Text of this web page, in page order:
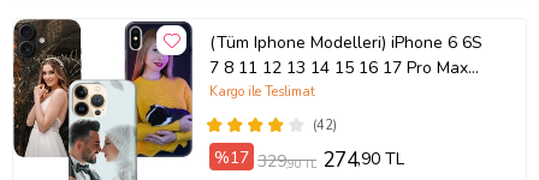
(Tüm Iphone Modelleri) iPhone 6 6S
7 8 11 12 13 14 15 16 17 Pro Max
Plus Mini Kişiye Özel Resimli
Fotoğraflı Kılıf(42)
Kargo ile Teslimat
%17 329,90 TL 274,90 TL